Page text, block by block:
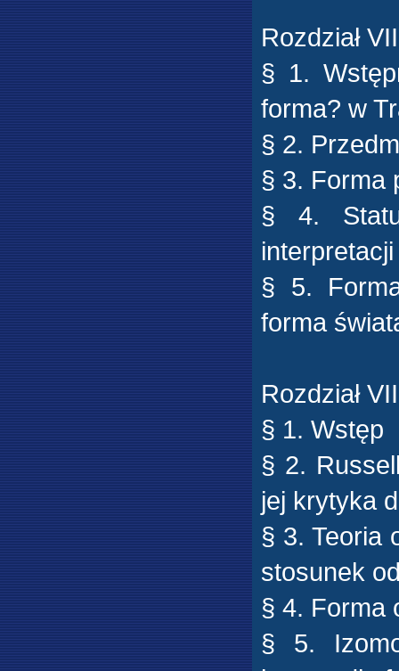
Rozdział
§ 1.
forma? w
§ 2.
§ 3. Forma
§ 4.
interpretacji
§ 5.
forma
Rozdział
§ 1. Wstęp
§ 2.
jej krytyka
§ 3. Teoria
stosunek
§ 4. Forma
§ 5.